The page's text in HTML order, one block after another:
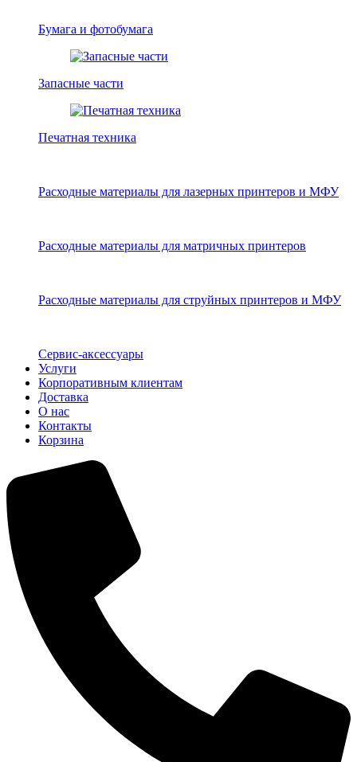
Бумага и фотобумага
Запасные части
Печатная техника
Расходные материалы для лазерных принтеров и МФУ
Расходные материалы для матричных принтеров
Расходные материалы для струйных принтеров и МФУ
Сервис-аксессуары
Услуги
Корпоративным клиентам
Доставка
О нас
Контакты
Корзина